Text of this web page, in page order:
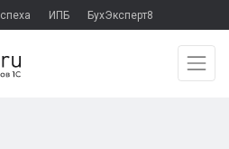
ИПБ БухЭксперт8